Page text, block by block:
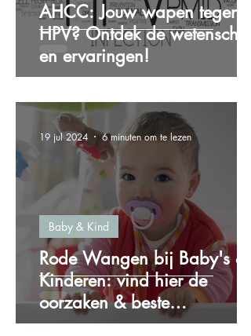
AHCC: Jouw wapen tegen
HPV? Ontdek de wetenschap
en ervaringen!
Rode Wangen bij Baby's &
Kinderen: vind hier de
oorzaken & beste
oplossingen!
Baby & Kind
19 jul 2024 6 minuten om te lezen